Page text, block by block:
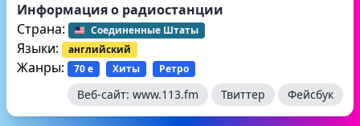
Информация о радиостанции
Страна:
Соединенные Штаты
Языки: английский
Жанры: 70 е Хиты Ретро
Веб-сайт: www.113.fm Твиттер Фейсбук